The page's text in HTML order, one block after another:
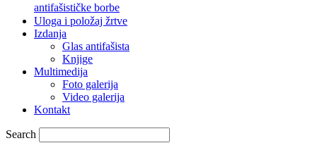
antifašističke borbe
Uloga i položaj žrtve
Izdanja
Glas antifašista
Knjige
Multimedija
Foto galerija
Video galerija
Kontakt
Search